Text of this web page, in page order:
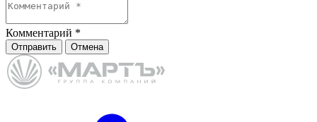
Комментарий *
Отправить Отмена